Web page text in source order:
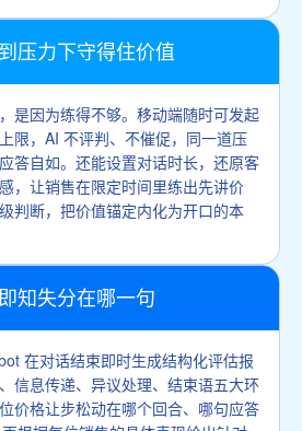
压力下守得住价值
是因为练得不够。移动端随时可发起
限，AI 不评判、不催促，同一道压
答自如。还能设置对话时长，还原客
，让销售在限定时间里练出先讲价
判断，把价值锚定内化为开口的本
知失分在哪一句
在对话结束即时生成结构化评估报
信息传递、异议处理、结束语五大环
价格让步松动在哪个回合、哪句应答